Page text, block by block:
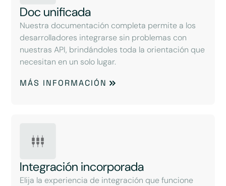
Doc unificada
Nuestra documentación completa permite a los
desarrolladores integrarse sin problemas con
nuestras API, brindándoles toda la orientación que
necesitan en un solo lugar.
MÁS INFORMACIÓN
Integración incorporada
Elija la experiencia de integración que funcione